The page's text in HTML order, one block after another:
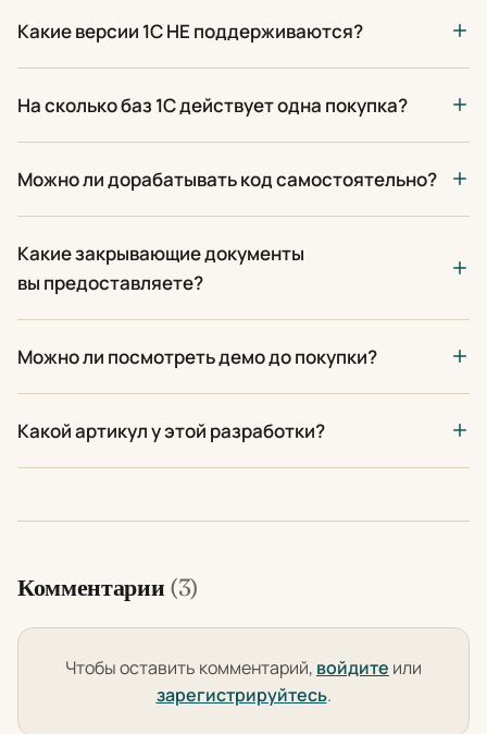
Какие версии 1С НЕ поддерживаются?
На сколько баз 1С действует одна покупка?
Можно ли дорабатывать код самостоятельно?
Какие закрывающие документы
вы предоставляете?
Можно ли посмотреть демо до покупки?
Какой артикул у этой разработки?
Комментарии (3)
Чтобы оставить комментарий, войдите или
зарегистрируйтесь.